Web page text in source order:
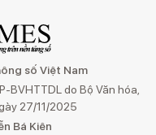
số Việt Nam
BVHTTDL do Bộ Văn hóa,
27/11/2025
Bá Kiên